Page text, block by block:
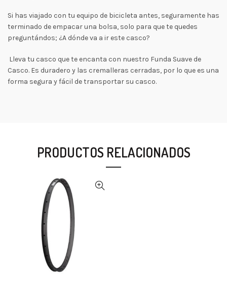
Si has viajado con tu equipo de bicicleta antes, seguramente has
terminado de empacar una bolsa, solo para que te quedes
preguntándos; ¿A dónde va a ir este casco?
Lleva tu casco que te encanta con nuestro Funda Suave de
Casco. Es duradero y las cremalleras cerradas, por lo que es una
forma segura y fácil de transportar su casco.
PRODUCTOS RELACIONADOS